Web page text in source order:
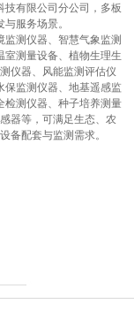
技有限公司分公司，多板
服务场景。
监测仪器、智慧气象监测
室测量设备、植物生理生
仪器、风能监测评估仪
保监测仪器、地基遥感监
检测仪器、种子培养测量
器等，可满足生态、农
备配套与监测需求。